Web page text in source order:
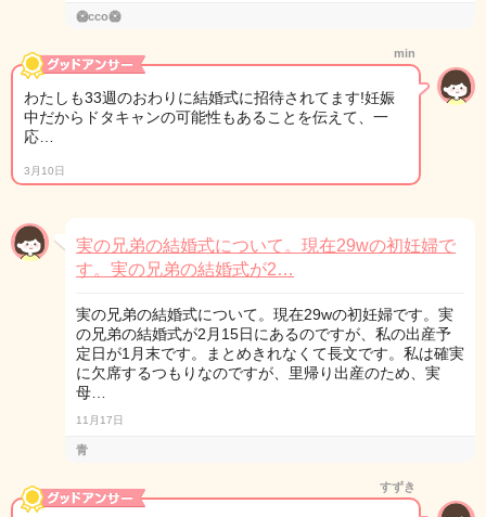
🥝cco🥝
min
わたしも33週のおわりに結婚式に招待されてます!妊娠
中だからドタキャンの可能性もあることを伝えて、一
応…
3月10日
実の兄弟の結婚式について。現在29wの初妊婦で
す。実の兄弟の結婚式が2…
実の兄弟の結婚式について。現在29wの初妊婦です。実
の兄弟の結婚式が2月15日にあるのですが、私の出産予
定日が1月末です。まとめきれなくて長文です。私は確実
に欠席するつもりなのですが、里帰り出産のため、実
母…
11月17日
青
すずき